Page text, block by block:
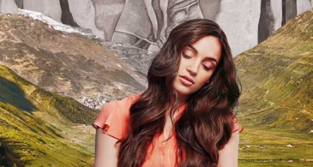
IHR ENGAGEMENT
MITGLIED WERDEN
PARTNER*IN
SPENDEN
DE EN